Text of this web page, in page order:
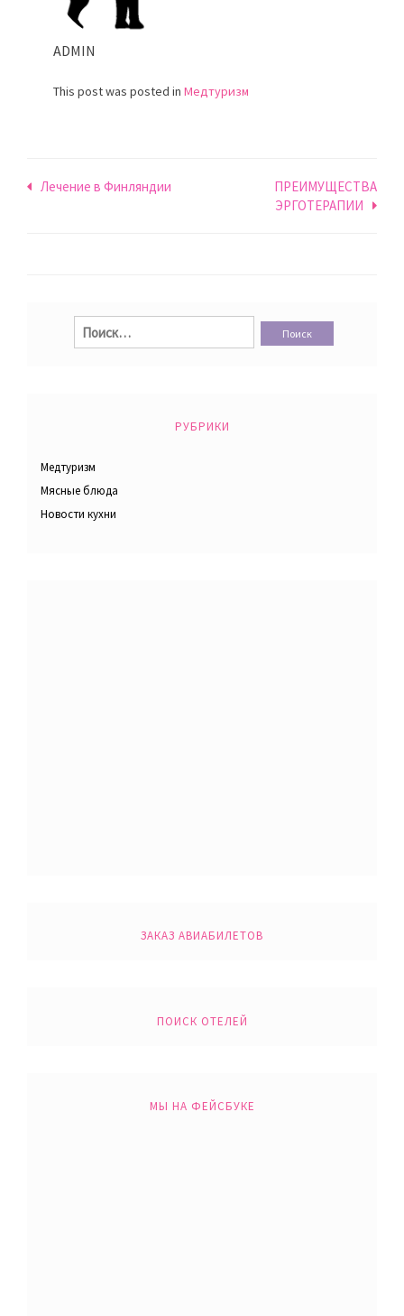
ADMIN
This post was posted in Медтуризм
Навигация
Лечение в Финляндии
ПРЕИМУЩЕСТВА
ЭРГОТЕРАПИИ
Найти:
РУБРИКИ
Медтуризм
Мясные блюда
Новости кухни
ЗАКАЗ АВИАБИЛЕТОВ
ПОИСК ОТЕЛЕЙ
МЫ НА ФЕЙСБУКЕ